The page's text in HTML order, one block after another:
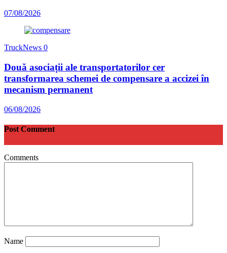
07/08/2026
TruckNews 0
Două asociații ale transportatorilor cer
transformarea schemei de compensare a accizei în
mecanism permanent
06/08/2026
Post Comment
Comments
Name